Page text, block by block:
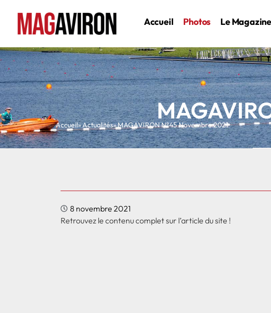
Accueil Photos Le Magazine
Accueil» Actualités» MAGAVIRON N°45 Novembre 2021
8 novembre 2021
Retrouvez le contenu complet sur l’article du site !